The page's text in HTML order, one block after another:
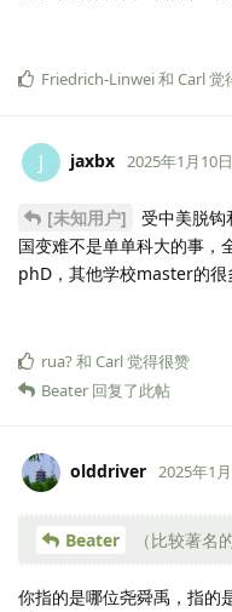
Friedrich-Linwei和 Carl觉
J jaxbx 2025年1月10日
[未知用户]
受中美脱钩
国变难不是单单科大的事，
phD，其他学校master的很
rua?和 Carl觉得很赞
Beater 回复了此帖
olddriver 2025年1
Beater （比较著名
你指的是哪位尧舜禹，指的